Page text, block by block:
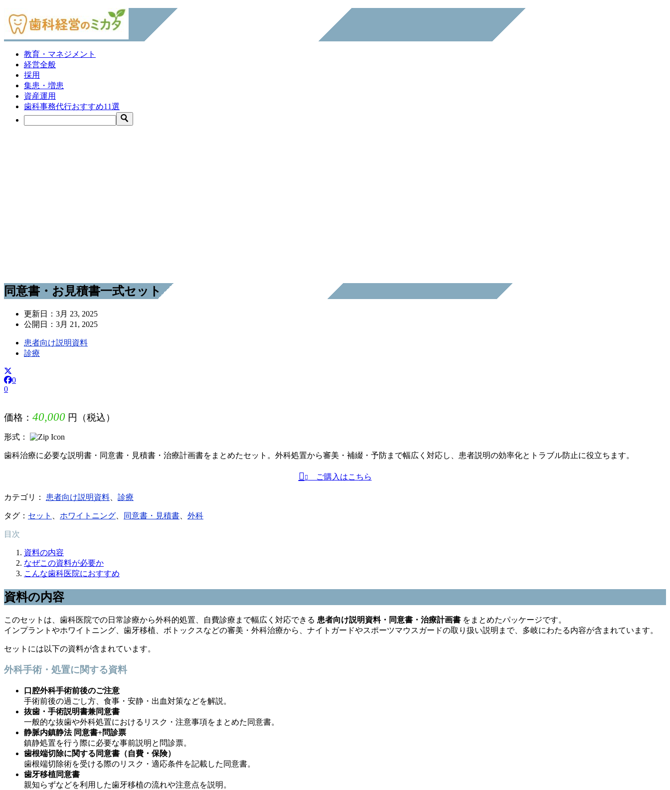
教育・マネジメント
経営全般
採用
集患・増患
資産運用
歯科事務代行おすすめ11選
同意書・お見積書一式セット
更新日： 3月 23, 2025
公開日： 3月 21, 2025
患者向け説明資料
診療
0
0
価格： 40,000 円（税込）
形式：
歯科治療に必要な説明書・同意書・見積書・治療計画書をまとめたセット。外科処置から審美・補綴・予防まで幅広く対応し、患者説明の効率化とトラブル防止に役立ちます。
ご購入はこちら
カテゴリ： 患者向け説明資料 診療
タグ： セット ホワイトニング 同意書・見積書 外科
目次
資料の内容
なぜこの資料が必要か
こんな歯科医院におすすめ
資料の内容
このセットは、歯科医院での日常診療から外科的処置、自費診療まで幅広く対応できる 患者向け説明資料・同意書・治療計画書 をまとめたパッケージです。
インプラントやホワイトニング、歯牙移植、ボトックスなどの審美・外科治療から、ナイトガードやスポーツマウスガードの取り扱い説明まで、多岐にわたる内容が含まれています。
セットには以下の資料が含まれています。
外科手術・処置に関する資料
口腔外科手術前後のご注意
手術前後の過ごし方、食事・安静・出血対策などを解説。
抜歯・手術説明書兼同意書
一般的な抜歯や外科処置におけるリスク・注意事項をまとめた同意書。
静脈内鎮静法 同意書+問診票
鎮静処置を行う際に必要な事前説明と問診票。
歯根端切除に関する同意書（自費・保険）
歯根端切除術を受ける際のリスク・適応条件を記載した同意書。
歯牙移植同意書
親知らずなどを利用した歯牙移植の流れや注意点を説明。